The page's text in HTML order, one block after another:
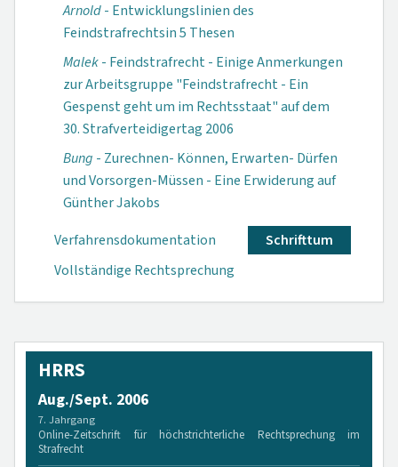
Arnold- Entwick­lungslinien des
Feindstrafrechts­in 5 Thesen
Malek- Feind­strafrecht - Ei­nige Anmerkungen
zur Arbeitsgruppe "Feindstrafrecht - Ein
Gespenst geht um im Rechtsstaat" auf dem
30. Straf­verteidigertag 2006
Bung - Zurechnen- Können, Erwarten- Dürfen
und Vor­sorgen-Müssen - Eine Erwiderung auf
Günther Jakobs
Verfahrensdokumen­tation
Schrifttum
Vollständige Rechtsprechung
HRRS
Aug./Sept. 2006
7. Jahrgang
Online-Zeitschrift für höchstrichterliche Rechtsprechung im
Strafrecht